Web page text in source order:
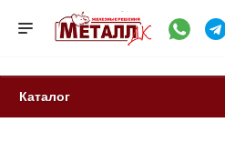
Каталог